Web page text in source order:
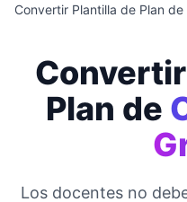
Convertir Plantilla de Plan de
Plan de
Los docentes no